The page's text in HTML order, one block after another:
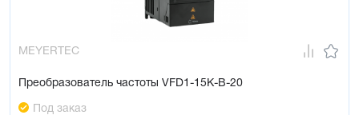
MEYERTEC
Преобразователь частоты VFD1-15K-B-20
Под заказ